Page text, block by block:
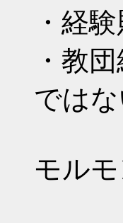
・経
・教
ではな
モル